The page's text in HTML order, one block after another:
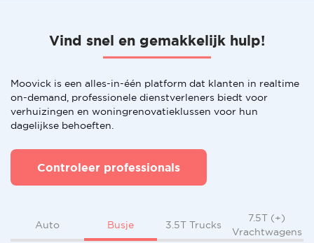
Vind snel en gemakkelijk hulp!
Moovick is een alles-in-één platform dat klanten in realtime
on-demand, professionele dienstverleners biedt voor
verhuizingen en woningrenovatieklussen voor hun
dagelijkse behoeften.
Controleer professionals
Auto Busje 3.5T Trucks
7.5T (+)
Vrachtwagens